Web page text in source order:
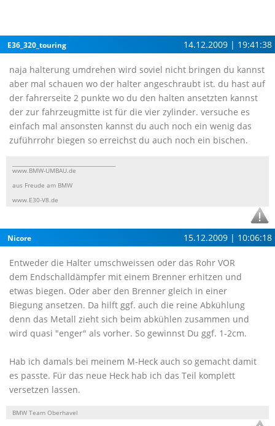
E36_320_touring 14.12.2009 | 19:41:38
naja halterung umdrehen wird soviel nicht bringen du kannst
aber mal schauen wo der halter angeschraubt ist. du hast auf
der fahrerseite 2 punkte wo du den halten ansetzten kannst
der zur fahrzeugmitte ist für die vier zylinder. versuche es
einfach mal ansonsten kannst du auch noch ein wenig das
zuführrohr biegen so erreichst du auch noch ein bischen.
www.BMW-UMBAU.de
aus Freude am BMW
www.E30-V8.de
Nicore 15.12.2009 | 10:06:18
Entweder die Halter umschweissen oder das Rohr VOR
dem Endschalldämpfer mit einem Brenner erhitzen und
etwas biegen. Oder aber den Brenner gleich in einer
Biegung ansetzen. Da hilft ggf. auch die reine Abkühlung
denn das Metall zieht sich beim abkühlen zusammen und
wird quasi "enger" als vorher. So gewinnst Du ggf. 1-2cm.
Hab ich damals bei meinem M-Heck auch so gemacht damit
es passte. Für das neue Heck hab ich das Teil komplett
versetzen lassen.
BMW Team Oberhavel